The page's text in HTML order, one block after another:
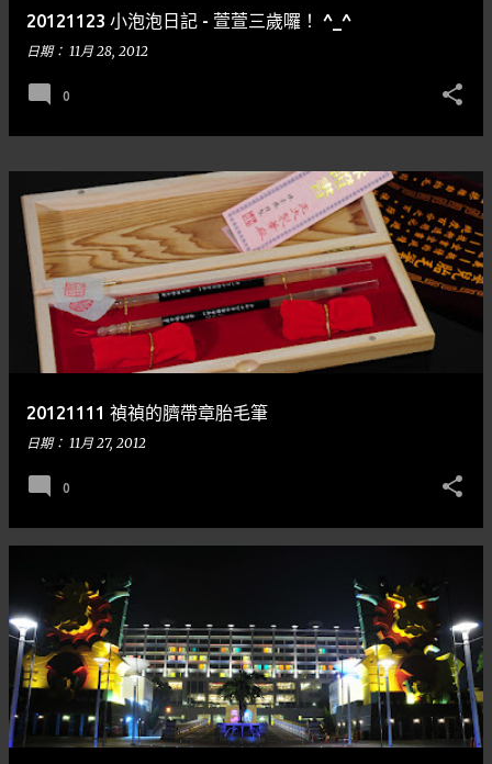
20121123 小泡泡日記 - 萱萱三歲囉！ ^_^
日期： 11月 28, 2012
0
20121111 禎禎的臍帶章胎毛筆
日期： 11月 27, 2012
0